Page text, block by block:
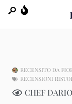
RECENSITO DA
RECENSIONI
CHEF